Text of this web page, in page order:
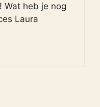
Wat heb je nog
Laura